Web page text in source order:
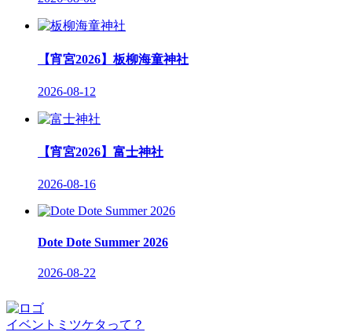
【宵宮2026】板柳海童神社
2026-08-12
【宵宮2026】富士神社
2026-08-16
Dote Dote Summer 2026
2026-08-22
イベントミツケタって？